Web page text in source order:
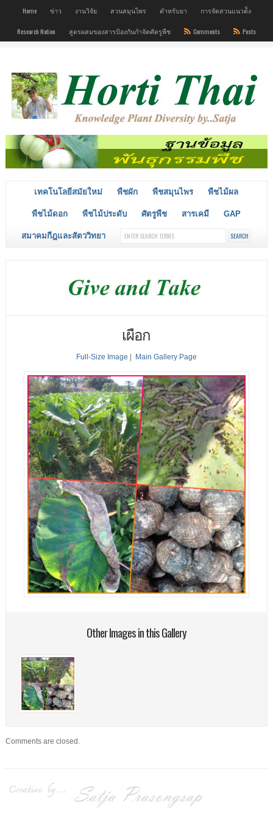
Home ข่าว งานวิจัย สวนสมุนไพร ตำหรับยา การจัดสวนแนวต้ัง
Research Nation สูตรผสมของสารป้องกันกำจัดศัตรูพืช Comments Posts
เทคโนโลยีสมัยใหม่ พืชผัก พืชสมุนไพร พืชไม้ผล
พืชไม้ดอก พืชไม้ประดับ ศัตรูพืช สารเคมี GAP
สมาคมกีฎและสัตววิทยา
เผือก
Full-Size Image | Main Gallery Page
Other Images in this Gallery
Comments are closed.